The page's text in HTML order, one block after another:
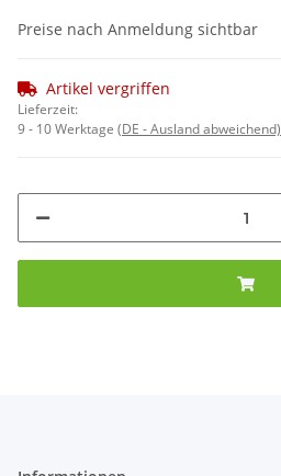
Preise nach Anmeldung sichtbar
Artikel vergriffen
Lieferzeit:
9 - 10 Werktage (DE - Ausland abweichend)